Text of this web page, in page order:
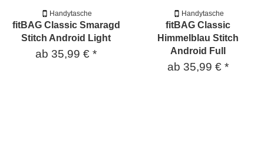
Handytasche
fitBAG Classic Smaragd
Stitch Android Light
ab 35,99 € *
Handytasche
fitBAG Classic
Himmelblau Stitch
Android Full
ab 35,99 € *